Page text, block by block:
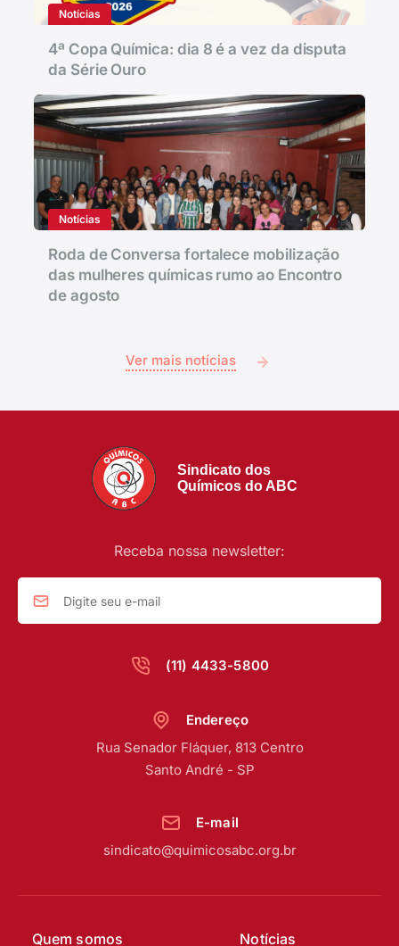
Notícias
4ª Copa Química: dia 8 é a vez da disputa
da Série Ouro
Notícias
Roda de Conversa fortalece mobilização
das mulheres químicas rumo ao Encontro
de agosto
Ver mais notícias
Sindicato dos
Químicos do ABC
(11) 4433-5800
Receba nossa newsletter:
Quem somos Notícias
Endereço
Rua Senador Fláquer, 813 Centro
Santo André - SP
E-mail
sindicato@quimicosabc.org.br